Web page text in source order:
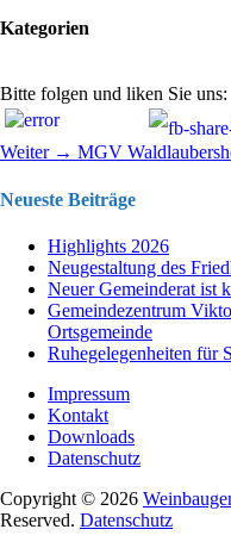
Kategorien
Bitte folgen und liken Sie uns:
Beitragsnavigation
Weiter → Nächster
MGV
Neueste Beiträge
Highlights 2026
Neugestaltung des
Neuer Gemeinderat ist
Gemeindezentrum
Ortsgemeinde
Ruhegelegenheiten für
Impressum
Kontakt
Downloads
Datenschutz
Copyright © 2026
Reserved. Datenschutz